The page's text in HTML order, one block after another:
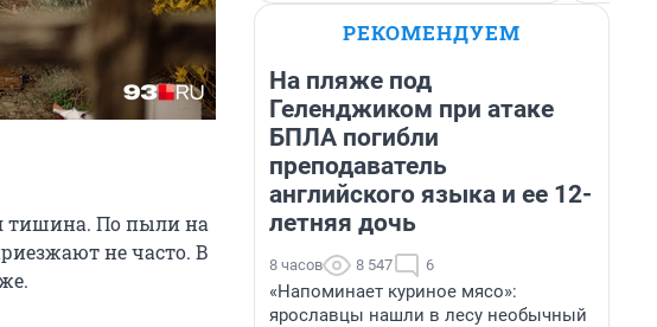
тишина. По пыли на
не часто. В
РЕКОМЕНДУЕМ
На пляже под
Геленджиком при атаке
БПЛА погибли
преподаватель
английского языка и ее 12-
летняя дочь
8 часов 8 547 6
«Напоминает куриное мясо»:
ярославцы нашли в лесу необычный